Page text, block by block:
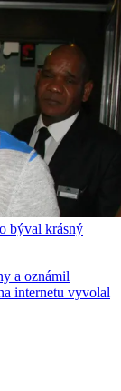
býval krásný
a oznámil
internetu vyvolal